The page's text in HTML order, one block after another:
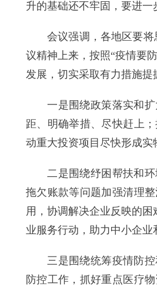
升的基础还不牢固，要进一
会议强调，各地区要将
议精神上来，按照“疫情要
发展，切实采取有力措施提
一是围绕政策落实和扩
距、明确举措、尽快赶上
动重大投资项目尽快形成实
二是围绕纾困帮扶和环
拖欠账款等问题加强清理
用，协调解决企业反映的
业服务行动，助力中小企业
三是围绕统筹疫情防控
防控工作，抓好重点医疗